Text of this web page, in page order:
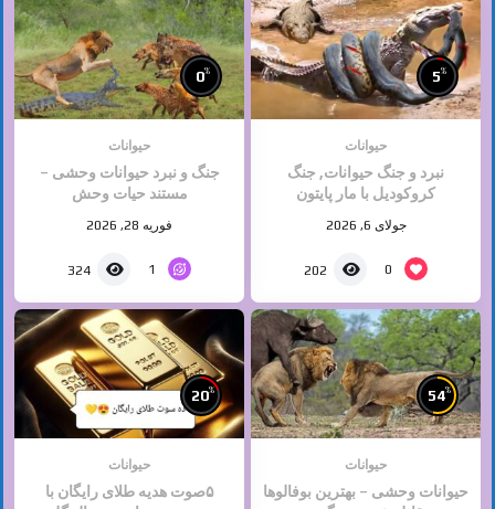
5%
حیوانات
نبرد و جنگ حیوانات, جنگ
کروکودیل با مار پایتون
جولای 6, 2026
0
202
0%
حیوانات
جنگ و نبرد حیوانات وحشی –
مستند حیات وحش
فوریه 28, 2026
1
324
54%
حیوانات
حیوانات وحشی – بهترین بوفالوها
20%
حیوانات
۵صوت هدیه طلای رایگان با